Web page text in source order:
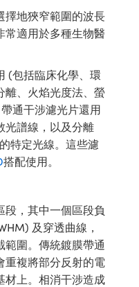
擇地狹窄範圍的波長
常適用於多種生物醫
(包括臨床化學、環
離、火焰光度法、螢
通干涉濾光片還用
光譜線，以及分離
特定光線。這些濾
搭配使用。
，其中一個區段負
及穿透曲線，
範圍。傳統鍍膜帶通
重複將部分反射的電
材上。相消干涉造成